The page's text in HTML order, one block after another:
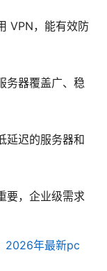
VPN，能有效防
务器覆盖广、稳
延迟的服务器和
要，企业级需求
2026年最新pc